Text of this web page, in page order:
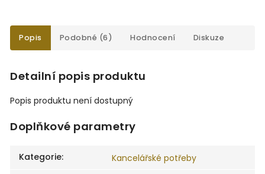
Popis Podobné (6) Hodnocení Diskuze
Detailní popis produktu
Popis produktu není dostupný
Doplňkové parametry
Kategorie:
Kancelářské potřeby